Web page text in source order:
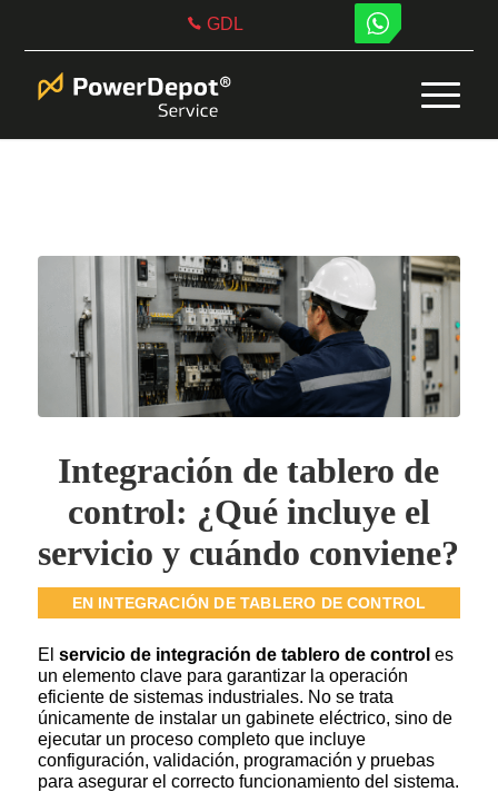
GDL
Integración de tablero de
control: ¿Qué incluye el
servicio y cuándo conviene?
EN INTEGRACIÓN DE TABLERO DE CONTROL
El servicio de integración de tablero de control es
un elemento clave para garantizar la operación
eficiente de sistemas industriales. No se trata
únicamente de instalar un gabinete eléctrico, sino de
ejecutar un proceso completo que incluye
configuración, validación, programación y pruebas
para asegurar el correcto funcionamiento del sistema.